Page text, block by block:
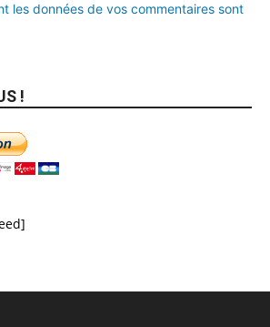
les données de vos commentaires sont
!